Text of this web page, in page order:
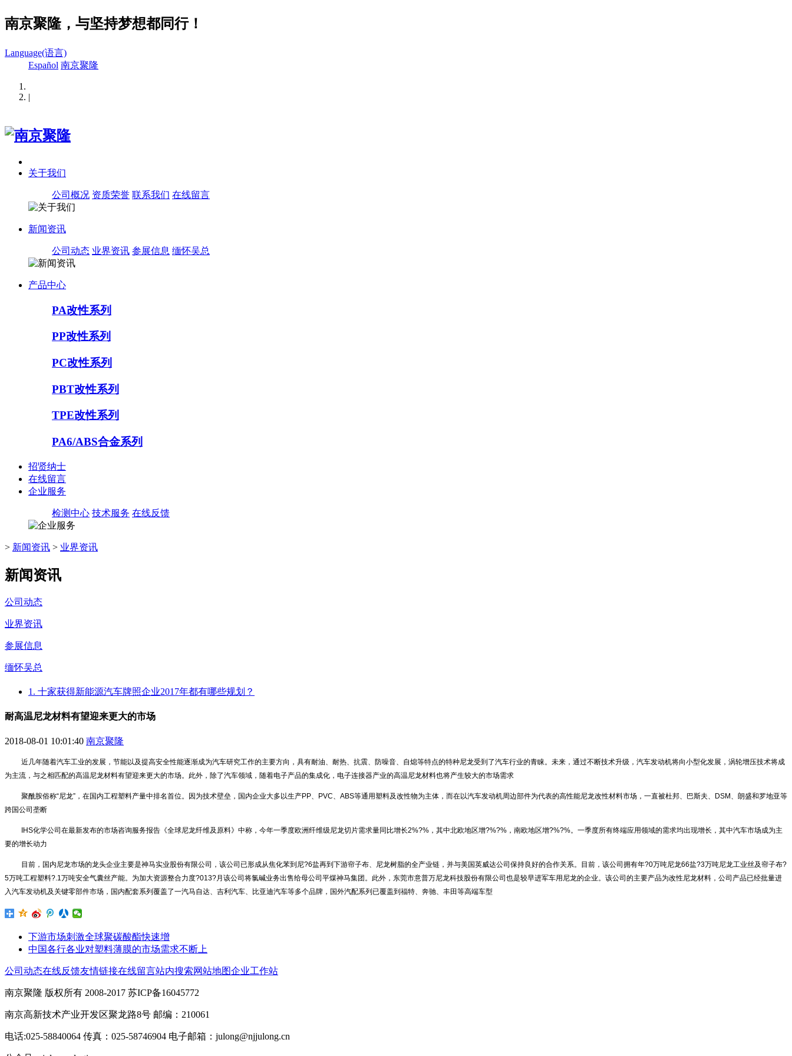
南京聚隆，与坚持梦想都同行！
Language(语言)
Español 南京聚隆
|
关于我们
公司概况 资质荣誉 联系我们 在线留言
新闻资讯
公司动态 业界资讯 参展信息 缅怀吴总
产品中心
PA改性系列
PP改性系列
PC改性系列
PBT改性系列
TPE改性系列
PA6/ABS合金系列
招贤纳士
在线留言
企业服务
检测中心 技术服务 在线反馈
> 新闻资讯 > 业界资讯
新闻资讯
公司动态
业界资讯
参展信息
缅怀吴总
1. 十家获得新能源汽车牌照企业2017年都有哪些规划？
耐高温尼龙材料有望迎来更大的市场
2018-08-01 10:01:40 南京聚隆
近几年随着汽车工业的发展，节能以及提高安全性能逐渐成为汽车研究工作的主要方向，具有耐油、耐热、抗震、防噪音、自熄等特点的特种尼龙受到了汽车行业的青睐。未来，通过不断技术升级，汽车发动机将向小型化发展，涡轮增压技术将成
为主流，与之相匹配的高温尼龙材料有望迎来更大的市场。此外，除了汽车领域，随着电子产品的集成化，电子连接器产业的高温尼龙材料也将产生较大的市场需求
聚酰胺俗称“尼龙”，在国内工程塑料产量中排名首位。因为技术壁垒，国内企业大多以生产PP、PVC、ABS等通用塑料及改性物为主体，而在以汽车发动机周边部件为代表的高性能尼龙改性材料市场，一直被杜邦、巴斯夫、DSM、朗盛和罗地亚等
跨国公司垄断
IHS化学公司在最新发布的市场咨询服务报告《全球尼龙纤维及原料》中称，今年一季度欧洲纤维级尼龙切片需求量同比增长2%?%，其中北欧地区增?%?%，南欧地区增?%?%。一季度所有终端应用领域的需求均出现增长，其中汽车市场成为主
要的增长动力
目前，国内尼龙市场的龙头企业主要是神马实业股份有限公司，该公司已形成从焦化苯到尼?6盐再到下游帘子布、尼龙树脂的全产业链，并与美国英威达公司保持良好的合作关系。目前，该公司拥有年?0万吨尼龙66盐?3万吨尼龙工业丝及帘子布?
5万吨工程塑料?.1万吨安全气囊丝产能。为加大资源整合力度?013?月该公司将氯碱业务出售给母公司平煤神马集团。此外，东莞市意普万尼龙科技股份有限公司也是较早进军车用尼龙的企业。该公司的主要产品为改性尼龙材料，公司产品已经批量进
入汽车发动机及关键零部件市场，国内配套系列覆盖了一汽马自达、吉利汽车、比亚迪汽车等多个品牌，国外汽配系列已覆盖到福特、奔驰、丰田等高端车型
下游市场刺激全球聚碳酸酯快速增
中国各行各业对塑料薄膜的市场需求不断上
公司动态在线反馈友情链接在线留言站内搜索网站地图企业工作站
南京聚隆 版权所有 2008-2017 苏ICP备16045772
南京高新技术产业开发区聚龙路8号 邮编：210061
电话:025-58840064 传真：025-58746904 电子邮箱：julong@njjulong.cn